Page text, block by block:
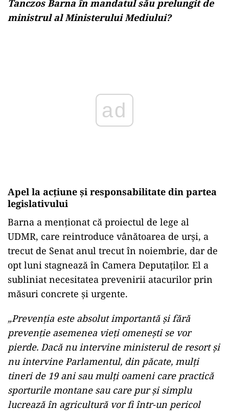
Tanczos Barna în mandatul său prelungit de
ministrul al Ministerului Mediului?
Apel la acțiune și responsabilitate din partea
legislativului
Barna a menționat că proiectul de lege al
UDMR, care reintroduce vânătoarea de urși, a
trecut de Senat anul trecut în noiembrie, dar de
opt luni stagnează în Camera Deputaților. El a
subliniat necesitatea prevenirii atacurilor prin
măsuri concrete și urgente.
„Prevenția este absolut importantă și fără
prevenție asemenea vieți omenești se vor
pierde. Dacă nu intervine ministerul de resort și
nu intervine Parlamentul, din păcate, mulți
tineri de 19 ani sau mulți oameni care practică
sporturile montane sau care pur și simplu
lucrează în agricultură vor fi într-un pericol